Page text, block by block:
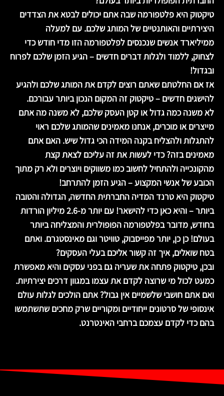
טיקטוק היא פלטפורמה שבה אתם יכולים לבטא את הצדדים
היצירתיים והאותנטיים של המותג שלכם. עם למעלה
ממיליארד אנשים שנכנסים לפלטפורמה הזו מדי חודש כדי
לצחוק, ללמוד ולגלות דברים חדשים – הגיע הזמן שלכם לפרוח
ובגדול!
אז אם החלטתם שאתם רוצים לקדם את המותג שלכם ולהגיע
להישגים חדשים – טיקטוק זה המקום הנכון ביותר עבורכם.
לא משנה כמה גדול או קטן העסק שלכם, לא משנה מה אתם
מייצרים או מוכרים, אנחנו מאמינים שהמותג שלכם ראוי
להתגלות ולהצליח בקנה המידה הכי גדול שיש. האם אתם
מאמינים בזה? כדי לעשות את זה עליכם לצאת קצת
מהקונכייה ולהתחיל לחשוב כמו משווקים ויוצרים ולא רק מתוך
הכובע של אנשי המקצוע – הגיע הזמן להתרחב!
טיקטוק היא טרנד המדיה החברתית החדשה, הגדולה והטובה
ביותר – והיא כאן כדי להישאר! עם יותר מ-2.6 מיליון הורדות
בחודש, מדובר בפלטפורמה הפופולרית והמצליחה ביותר
בעולם! כן כן, יותר מפייסבוק, טוויטר וגם מאינסטגרם. ואתם
בטח שואלים, איך זה קשור אליכם בעלי העסקים?
ובכן, טיקטוק פתחה את שעריה גם בפני עסקים והיא מאפשרת
כמעט לכול מי שרוצה לקדם את עצמו במגוון דרכים יצירתיות.
ואם אתם חושבי שלשמיים אין גבול? אתם הולכים לגלות עולם
אינסופי של סרטונים ייחודיים ומקוריים שרק מחכים שתשתמשו
בהם כדי לקדם עצמכם ברחבי האינטרנט.